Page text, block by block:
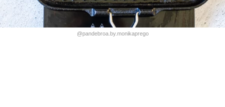
@pandebroa.by.monikaprego